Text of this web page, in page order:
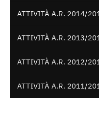
ATTIVITÀ A.R. 2014/
ATTIVITÀ A.R. 2013/
ATTIVITÀ A.R. 2012/
ATTIVITÀ A.R. 2011/